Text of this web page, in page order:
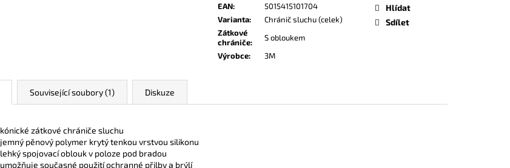
EAN:
5015415101704
Varianta:
Chránič sluchu (celek)
Zátkové
chrániče:
S obloukem
Výrobce: 3M
Hlídat
Sdílet
Související soubory (1) Diskuze
kónické zátkové chrániče sluchu
jemný pěnový polymer krytý tenkou vrstvou silikonu
lehký spojovací oblouk v poloze pod bradou
umožňuje současné použití ochranné přilby a brýlí